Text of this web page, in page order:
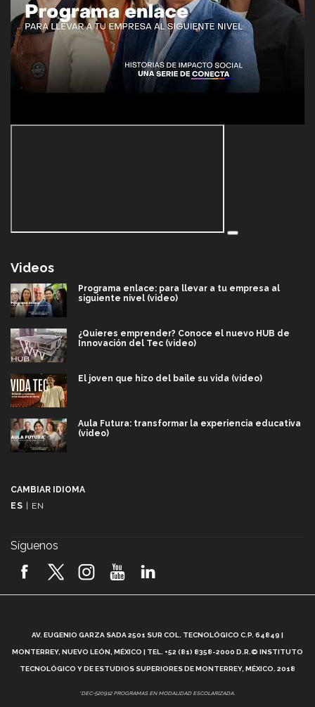
Videos
Programa enlace: para llevar a tu empresa al
siguiente nivel (video)
¿Quieres emprender? Conoce el nuevo HUB de
Innovación del Tec (video)
El joven que hizo del baile su vida (video)
Aula Futura: transformar la experiencia educativa
(video)
2026! (video)
¿Cómo es el Modelo Educativo Tec? (video)
Vida Tec: Feminismo e Inteligencia Artificial, Paola
CAMBIAR IDIOMA
ES
EN
Síguenos
AV. EUGENIO GARZA SADA 2501 SUR COL. TECNOLÓGICO C.P. 64849 |
MONTERREY, NUEVO LEÓN, MÉXICO | TEL. +52 (81) 8358-2000 D.R.© INSTITUTO
TECNOLÓGICO Y DE ESTUDIOS SUPERIORES DE MONTERREY, MÉXICO. 2018
*DEC-520912 PROGRAMAS EN MODALIDAD ESCOLARIZADA.